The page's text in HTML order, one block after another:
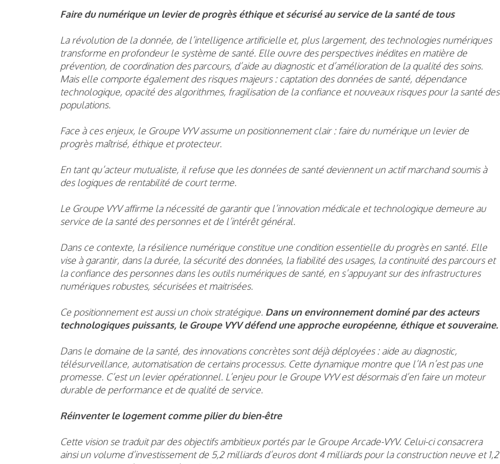
Faire du numérique un levier de progrès éthique et sécurisé au service de la santé de tous
La révolution de la donnée, de l’intelligence artificielle et, plus largement, des technologies numériques
transforme en profondeur le système de santé. Elle ouvre des perspectives inédites en matière de
prévention, de coordination des parcours, d’aide au diagnostic et d’amélioration de la qualité des soins.
Mais elle comporte également des risques majeurs : captation des données de santé, dépendance
technologique, opacité des algorithmes, fragilisation de la confiance et nouveaux risques pour la santé des
populations.
Face à ces enjeux, le Groupe VYV assume un positionnement clair : faire du numérique un levier de
progrès maîtrisé, éthique et protecteur.
En tant qu’acteur mutualiste, il refuse que les données de santé deviennent un actif marchand soumis à
des logiques de rentabilité de court terme.
Le Groupe VYV affirme la nécessité de garantir que l’innovation médicale et technologique demeure au
service de la santé des personnes et de l’intérêt général.
Dans ce contexte, la résilience numérique constitue une condition essentielle du progrès en santé. Elle
vise à garantir, dans la durée, la sécurité des données, la fiabilité des usages, la continuité des parcours et
la confiance des personnes dans les outils numériques de santé, en s’appuyant sur des infrastructures
numériques robustes, sécurisées et maitrisées.
Ce positionnement est aussi un choix stratégique. Dans un environnement dominé par des acteurs
technologiques puissants, le Groupe VYV défend une approche européenne, éthique et souveraine.
Dans le domaine de la santé, des innovations concrètes sont déjà déployées : aide au diagnostic,
télésurveillance, automatisation de certains processus. Cette dynamique montre que l’IA n’est pas une
promesse. C’est un levier opérationnel. L’enjeu pour le Groupe VYV est désormais d’en faire un moteur
durable de performance et de qualité de service.
Réinventer le logement comme pilier du bien-être
Cette vision se traduit par des objectifs ambitieux portés par le Groupe Arcade-VYV. Celui-ci consacrera
ainsi un volume d’investissement de 5,2 milliards d’euros dont 4 milliards pour la construction neuve et 1,2